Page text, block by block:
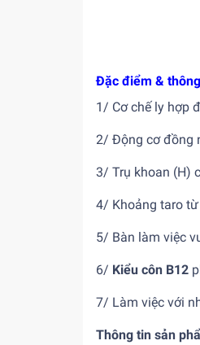
Đặc điểm &
1/ Cơ chế ly hợp
2/ Động cơ đồng
3/ Trụ khoan (H)
4/ Khoảng taro từ
5/ Bàn làm việc
6/ Kiểu côn B12
7/ Làm việc với
Thông tin sản